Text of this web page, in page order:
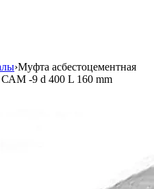
›Муфта асбестоцементная
САМ -9 d 400 L 160 mm